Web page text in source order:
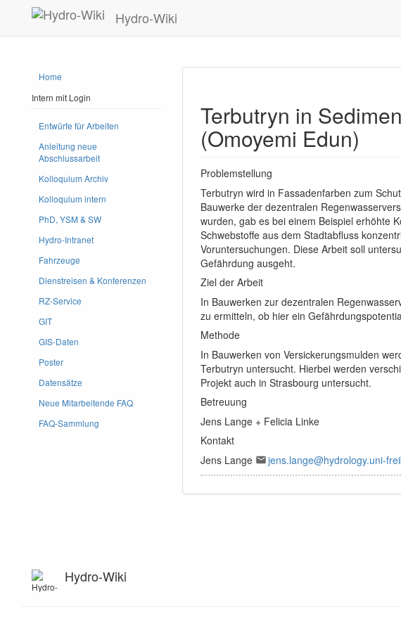
Hydro-Wiki
Home
Intern mit Login
Entwürfe für Arbeiten
Anleitung neue
Abschlussarbeit
Kolloquium Archiv
Kolloquium intern
PhD, YSM & SW
Hydro-Intranet
Fahrzeuge
Dienstreisen & Konferenzen
RZ-Service
GIT
GIS-Daten
Poster
Datensätze
Neue Mitarbeitende FAQ
FAQ-Sammlung
Terbutryn in
(Omoyemi Edun)
Problemstellung
Terbutryn wird in Fassadenfarben zum
Bauwerke der dezentralen
wurden, gab es bei einem Beispiel erhöhte
Schwebstoffe aus dem Stadtabfluss
Voruntersuchungen. Diese Arbeit soll
Gefährdung ausgeht.
Ziel der Arbeit
In Bauwerken zur dezentralen
zu ermitteln, ob hier ein
Methode
In Bauwerken von Versickerungsmulden
Terbutryn untersucht. Hierbei werden
Projekt auch in Strasbourg untersucht.
Betreuung
Jens Lange + Felicia Linke
Kontakt
Jens Lange
jens.lange@hydrology.uni-
Hydro-Wiki